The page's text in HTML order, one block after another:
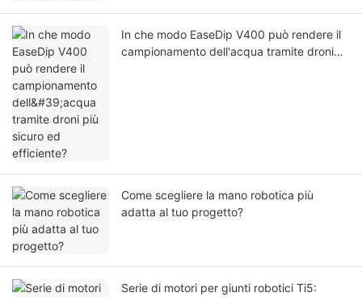
In che modo EaseDip V400 può rendere il
campionamento dell'acqua tramite droni
Come scegliere la mano robotica più
adatta al tuo progetto?
Serie di motori per giunti robotici Ti5: